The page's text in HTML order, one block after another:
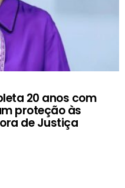
20 anos com
proteção às
de Justiça